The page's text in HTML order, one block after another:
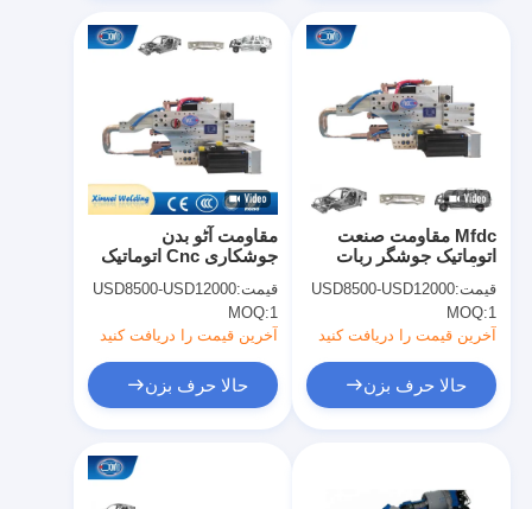
مقاومت آٹو بدن
جوشکاری Cnc اتوماتیک
جوشکاری اسلحه نوع C
قیمت:USD8500-USD12000
MOQ:1
آخرین قیمت را دریافت کنید
حالا حرف بزن
Mfdc مقاومت صنعت
اتوماتیک جوشگر ربات
جوش اسلحه نوع C
قیمت:USD8500-USD12000
MOQ:1
آخرین قیمت را دریافت کنید
حالا حرف بزن